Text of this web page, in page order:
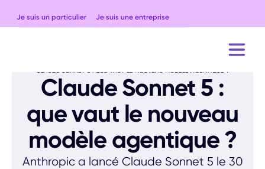
Je suis un particulier Je suis une entreprise
Claude Sonnet 5 :
que vaut le nouveau
modèle agentique ?
Anthropic a lancé Claude Sonnet 5 le 30